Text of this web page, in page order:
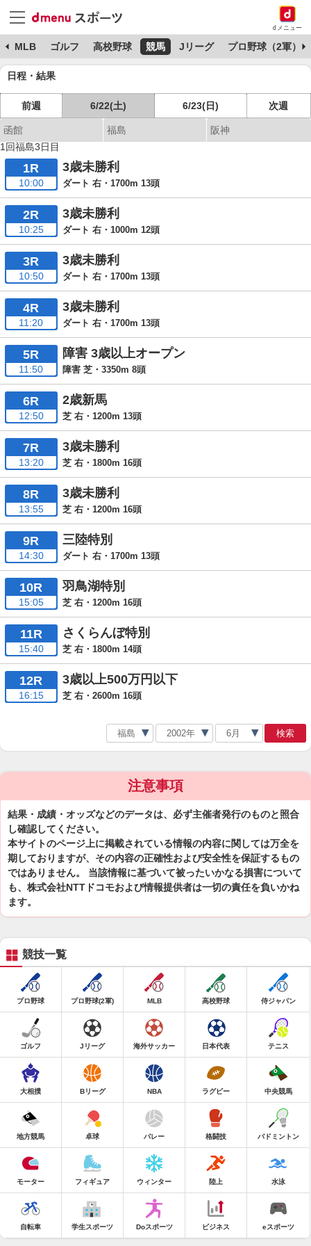
dメニュー
MLB ゴルフ 高校野球 競馬 Jリーグ プロ野球（2軍）
日程・結果
前週 6/22(土) 6/23(日) 次週
函館 福島
阪神
1回福島3日目
1R
10:00
3歳未勝利
ダート 右・1700m 13頭
2R
10:25
3歳未勝利
ダート 右・1000m 12頭
3R
10:50
3歳未勝利
ダート 右・1700m 13頭
4R
11:20
3歳未勝利
ダート 右・1700m 13頭
5R
11:50
障害 3歳以上オープン
障害 芝・3350m 8頭
6R
12:50
2歳新馬
芝 右・1200m 13頭
7R
13:20
3歳未勝利
芝 右・1800m 16頭
8R
13:55
3歳未勝利
芝 右・1200m 16頭
9R
14:30
三陸特別
ダート 右・1700m 13頭
10R
15:05
羽鳥湖特別
芝 右・1200m 16頭
11R
15:40
さくらんぼ特別
芝 右・1800m 14頭
12R
16:15
3歳以上500万円以下
芝 右・2600m 16頭
検索
注意事項
結果・成績・オッズなどのデータは、必ず主催者発行のものと照合
し確認してください。
本サイトのページ上に掲載されている情報の内容に関しては万全を
期しておりますが、その内容の正確性および安全性を保証するもの
ではありません。 当該情報に基づいて被ったいかなる損害について
も、株式会社NTTドコモおよび情報提供者は一切の責任を負いかね
ます。
競技一覧
プロ野球 プロ野球(2軍) MLB 高校野球 侍ジャパン
ゴルフ Jリーグ 海外サッカー 日本代表 テニス
大相撲 Bリーグ NBA ラグビー 中央競馬
地方競馬 卓球 バレー 格闘技 バドミントン
モーター フィギュア ウィンター 陸上 水泳
自転車 学生スポーツ Doスポーツ ビジネス eスポーツ